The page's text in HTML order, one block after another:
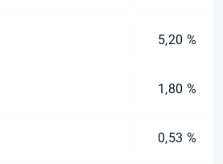
5,20 %
1,80 %
0,53 %